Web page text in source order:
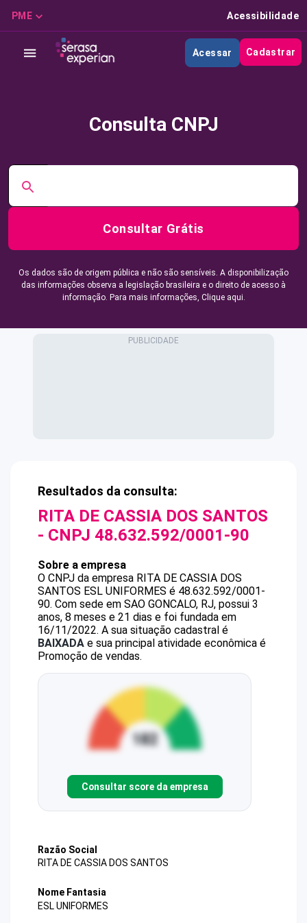
PME Acessibilidade
Acessar Cadastrar
Consulta CNPJ
Consultar Grátis
Os dados são de origem pública e não são sensíveis. A disponibilização
das informações observa a legislação brasileira e o direito de acesso à
informação. Para mais informações, Clique aqui.
Resultados da consulta:
RITA DE CASSIA DOS SANTOS
- CNPJ 48.632.592/0001-90
Sobre a empresa
O CNPJ da empresa RITA DE CASSIA DOS
SANTOS ESL UNIFORMES é 48.632.592/0001-
90. Com sede em SAO GONCALO, RJ, possui 3
anos, 8 meses e 21 dias e foi fundada em
16/11/2022. A sua situação cadastral é
BAIXADA e sua principal atividade econômica é
Promoção de vendas.
Consultar score da empresa
Razão Social
RITA DE CASSIA DOS SANTOS
Nome Fantasia
ESL UNIFORMES